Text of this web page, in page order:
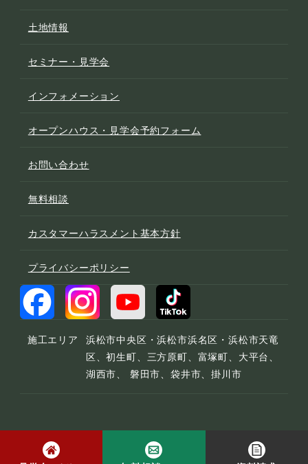
土地情報
セミナー・見学会
インフォメーション
オープンハウス・見学会予約フォーム
お問い合わせ
無料相談
カスタマーハラスメント基本方針
プライバシーポリシー
施工エリア
浜松市中央区・浜松市浜名区・浜松市天竜
区、初生町、三方原町、富塚町、大平台、
湖西市、 磐田市、袋井市、掛川市